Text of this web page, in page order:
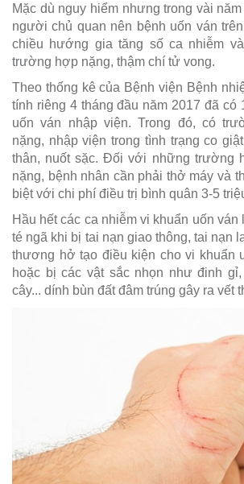
Mặc dù nguy hiểm nhưng trong vài
người chủ quan nên bệnh uốn ván
chiều hướng gia tăng số ca nhiễm
trường hợp nặng, thậm chí tử vong.
Theo thống kê của Bệnh viện Bệnh
tính riêng 4 tháng đầu năm 2017 đã có
uốn ván nhập viện. Trong đó, có
nặng, nhập viện trong tình trạng co
thân, nuốt sặc. Đối với những trường
nặng, bệnh nhân cần phải thở máy và
biệt với chi phí điều trị bình quân 3-5
Hầu hết các ca nhiễm vi khuẩn uốn ván
té ngã khi bị tai nạn giao thông, tai nạn
thương hở tạo điều kiện cho vi khuẩn
hoặc bị các vật sắc nhọn như đinh
cây... dính bùn đất đâm trúng gây ra vết